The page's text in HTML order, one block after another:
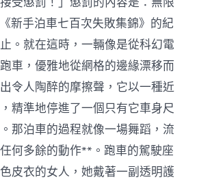
新手泊車七百次失敗集錦》的紀
。就在這時，一輛像是從科幻電
車，優雅地從網格的邊緣漂移而
令人陶醉的摩擦聲，它以一種近
精準地停進了一個只有它車身尺
那泊車的過程就像一場舞蹈，流
何多餘的動作**。跑車的駕駛座
皮衣的女人，她戴著一副透明護